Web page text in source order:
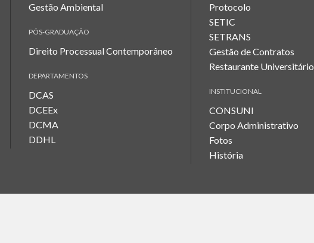
Gestão Ambiental
PÓS-GRADUAÇÃO
Direito Processual Contemporâneo
DEPARTAMENTOS
DCAS
DCEEx
DCMA
DDHL
Protocolo
SETIC
SETRANS
Gestão de Contratos
Restaurante Universitário
INSTITUCIONAL
CONSUNI
Corpo Administrativo
Fotos
História